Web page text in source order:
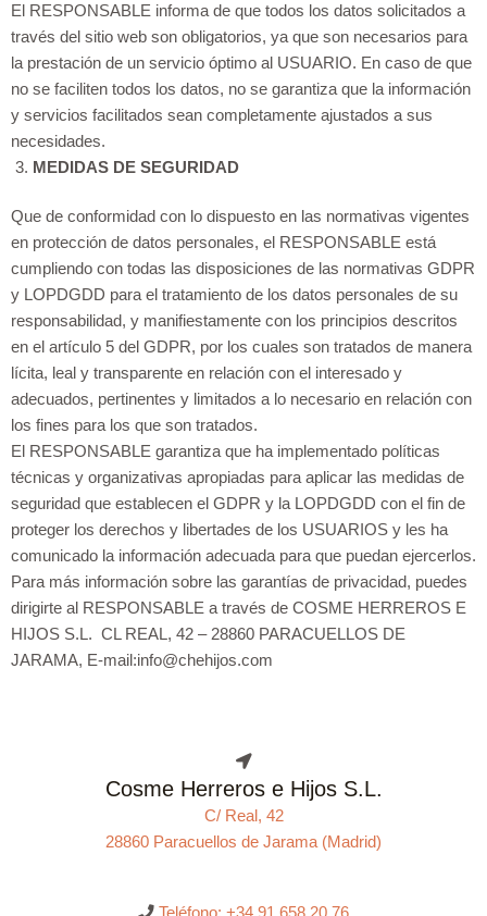
El RESPONSABLE informa de que todos los datos solicitados a
través del sitio web son obligatorios, ya que son necesarios para
la prestación de un servicio óptimo al USUARIO. En caso de que
no se faciliten todos los datos, no se garantiza que la información
y servicios facilitados sean completamente ajustados a sus
necesidades.
MEDIDAS DE SEGURIDAD
Que de conformidad con lo dispuesto en las normativas vigentes
en protección de datos personales, el RESPONSABLE está
cumpliendo con todas las disposiciones de las normativas GDPR
y LOPDGDD para el tratamiento de los datos personales de su
responsabilidad, y manifiestamente con los principios descritos
en el artículo 5 del GDPR, por los cuales son tratados de manera
lícita, leal y transparente en relación con el interesado y
adecuados, pertinentes y limitados a lo necesario en relación con
los fines para los que son tratados.
El RESPONSABLE garantiza que ha implementado políticas
técnicas y organizativas apropiadas para aplicar las medidas de
seguridad que establecen el GDPR y la LOPDGDD con el fin de
proteger los derechos y libertades de los USUARIOS y les ha
comunicado la información adecuada para que puedan ejercerlos.
Para más información sobre las garantías de privacidad, puedes
dirigirte al RESPONSABLE a través de COSME HERREROS E
HIJOS S.L. CL REAL, 42 – 28860 PARACUELLOS DE
JARAMA, E-mail:info@chehijos.com
Cosme Herreros e Hijos S.L.
C/ Real, 42
28860 Paracuellos de Jarama (Madrid)